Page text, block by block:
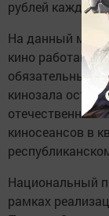
рублей каждый,
На данный
кино работают
обязательным
кинозала
отечественного
киносеансов в
Национальный
рамках